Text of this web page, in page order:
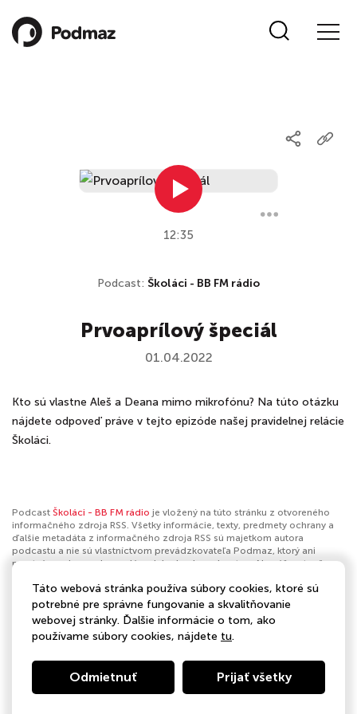
12:35
Podcast: Školáci - BB FM rádio
Prvoaprílový špeciál
01.04.2022
Kto sú vlastne Aleš a Deana mimo mikrofónu? Na túto otázku
nájdete odpoveď práve v tejto epizóde našej pravidelnej relácie
Školáci.
Podcast Školáci - BB FM rádio je vložený na túto stránku z otvoreného
informačného zdroja RSS. Všetky informácie, texty, predmety ochrany a
ďalšie metadáta z informačného zdroja RSS sú majetkom autora
podcastu a nie sú vlastníctvom prevádzkovateľa Podmaz, ktorý ani
nevytvára ani nezodpovedá za ich obsah podcastov. Ak máš za to, že
nahlásiť obsah. Ak je toto tvoj podcast a chceš získať kontrolu nad týmto
profilomklikni sem.
Autor:BB FM rádio
Kategórie:
Táto webová stránka používa súbory cookies, ktoré sú
potrebné pre správne fungovanie a skvalitňovanie
webovej stránky. Ďalšie informácie o tom, ako
používame súbory cookies, nájdete tu.
Odmietnuť Prijať všetky